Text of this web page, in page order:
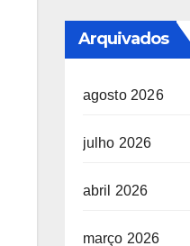
Arquivados
agosto 2026
julho 2026
abril 2026
março 2026